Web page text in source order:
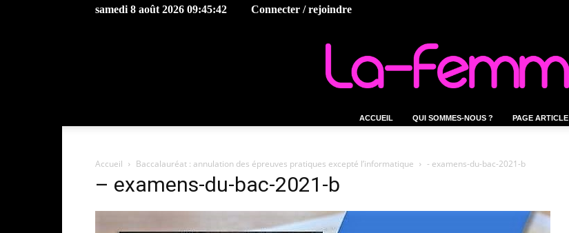
samedi 8 août 2026 09:45:42 Connecter / rejoindre
ACCUEIL QUI SOMMES-NOUS ? PAGE ARTICLE
Accueil Baccalauréat : annulation des épreuves pratiques excepté l’informatique - examens-du-bac-2021-b
– examens-du-bac-2021-b